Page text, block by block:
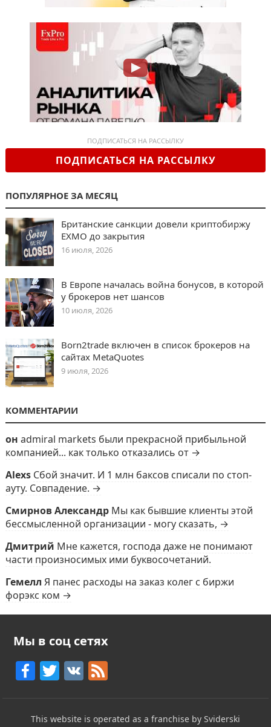
ПОДПИСАТЬСЯ НА РАССЫЛКУ
ПОДПИСАТЬСЯ НА РАССЫЛКУ
ПОПУЛЯРНОЕ ЗА МЕСЯЦ
Британские санкции довели криптобиржу
EXMO до закрытия
16 июля, 2026
В Европе началась война бонусов, в которой
у брокеров нет шансов
10 июля, 2026
Born2trade включен в список брокеров на
сайтах MetaQuotes
9 июля, 2026
КОММЕНТАРИИ
он admiral markets были прекрасной прибыльной
компанией... как только отказались от →
Alexs Сбой значит. И 1 млн баксов списали по стоп-
ауту. Совпадение. →
Смирнов Александр Мы как бывшие клиенты этой
бессмысленной организации - могу сказать, →
Дмитрий Мне кажется, господа даже не понимают
части произносимых ими буквосочетаний.
Гемелл Я панес расходы на заказ колег с биржи
форэкс ком →
Мы в соц сетях
F
c
T
itt
V F
This website is operated as a franchise by Sviderski